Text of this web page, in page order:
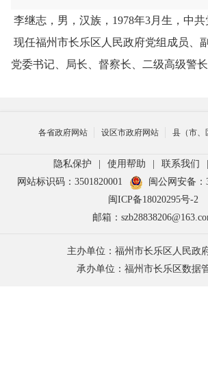
李继志，男，汉族，1978年3月生，中共
现任福州市长乐区人民政府党组成员、
党委书记、局长、督察长、二级高级警长
各省政府网站 设区市政府网站 县（市、
隐私保护 使用帮助 联系我们
网站标识码：3501820001
闽公网安备：
闽ICP备18020295号-2
邮箱：
主办单位：福州市长乐区人民政
承办单位：福州市长乐区数据